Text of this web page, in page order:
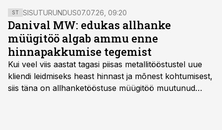
ST SISUTURUNDUS07.07.26, 09:20
Danival MW: edukas allhanke
müügitöö algab ammu enne
hinnapakkumise tegemist
Kui veel viis aastat tagasi piisas metallitööstustel uue
kliendi leidmiseks heast hinnast ja mõnest kohtumisest,
siis täna on allhanketööstuse müügitöö muutunud